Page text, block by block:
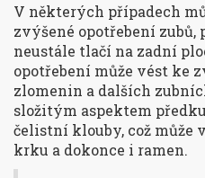
V některých případech
zvýšené opotřebení zubů,
neustále tlačí na zadní
opotřebení může vést ke
zlomenin a dalších
složitým aspektem
čelistní klouby, což může
krku a dokonce i ramen.